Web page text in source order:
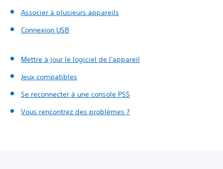
Associer à plusieurs appareils
Connexion USB
Mettre à jour le logiciel de l'appareil
Jeux compatibles
Se reconnecter à une console PS5
Vous rencontrez des problèmes ?